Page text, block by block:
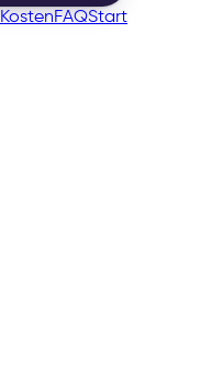
KostenFAQStart